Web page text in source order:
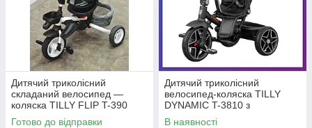
Дитячий триколісний
складаний велосипед —
коляска TILLY FLIP T-390
сірий з батьківською ручкою
Готово до відправки
Дитячий триколісний
велосипед-коляска TILLY
DYNAMIC T-3810 з
батьківською ручкою Чорний
В наявності